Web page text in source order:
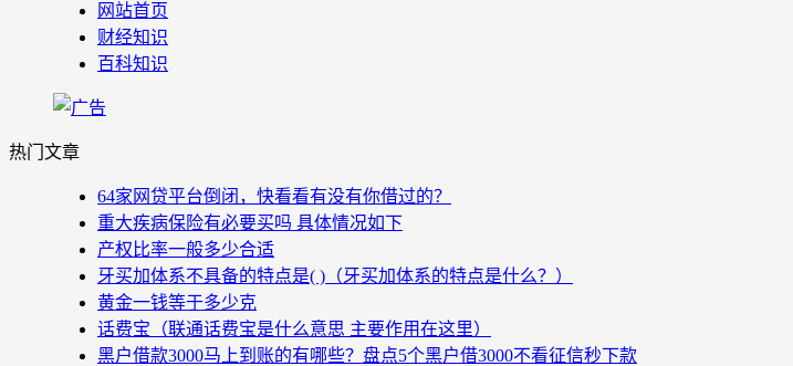
网站首页
财经知识
百科知识
热门文章
64家网贷平台倒闭，快看看有没有你借过的？
重大疾病保险有必要买吗 具体情况如下
产权比率一般多少合适
牙买加体系不具备的特点是( )（牙买加体系的特点是什么？）
黄金一钱等于多少克
话费宝（联通话费宝是什么意思 主要作用在这里）
黑户借款3000马上到账的有哪些？盘点5个黑户借3000不看征信秒下款